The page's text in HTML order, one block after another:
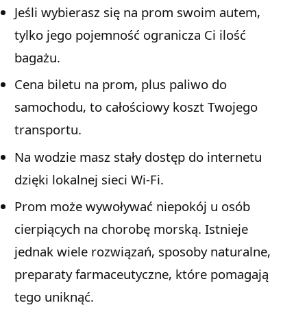
Jeśli wybierasz się na prom swoim autem,
tylko jego pojemność ogranicza Ci ilość
bagażu.
Cena biletu na prom, plus paliwo do
samochodu, to całościowy koszt Twojego
transportu.
Na wodzie masz stały dostęp do internetu
dzięki lokalnej sieci Wi-Fi.
Prom może wywoływać niepokój u osób
cierpiących na chorobę morską. Istnieje
jednak wiele rozwiązań, sposoby naturalne,
preparaty farmaceutyczne, które pomagają
tego uniknąć.